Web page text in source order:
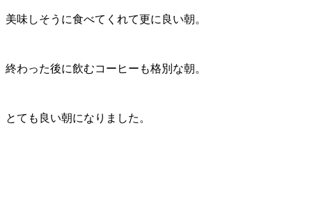
美味しそうに食べてくれて更に良い朝。
終わった後に飲むコーヒーも格別な朝。
とても良い朝になりました。